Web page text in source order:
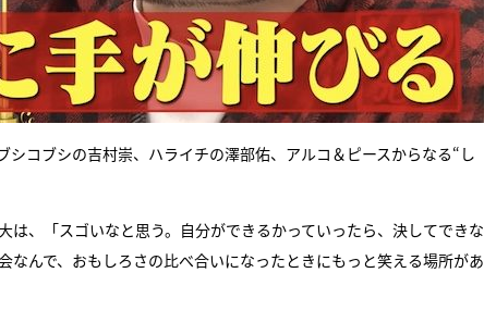
コブシの吉村崇、ハライチの澤部佑、アルコ＆ピースからなる“し
、「スゴいなと思う。自分ができるかっていったら、決してできな
んで、おもしろさの比べ合いになったときにもっと笑える場所があ